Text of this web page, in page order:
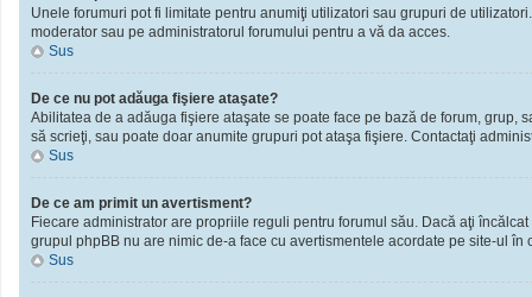
Unele forumuri pot fi limitate pentru anumiţi utilizatori sau grupuri de
moderator sau pe administratorul forumului pentru a vă da acces.
Sus
De ce nu pot adăuga fişiere ataşate?
Abilitatea de a adăuga fişiere ataşate se poate face pe bază de forum, grup,
să scrieţi, sau poate doar anumite grupuri pot ataşa fişiere. Contactaţi
Sus
De ce am primit un avertisment?
Fiecare administrator are propriile reguli pentru forumul său. Dacă aţi
grupul phpBB nu are nimic de-a face cu avertismentele acordate pe site-ul
Sus